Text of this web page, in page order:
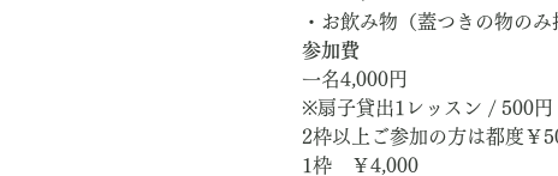
・お飲み物（蓋つきの物のみ
参加費
一名4,000円
※扇子貸出1レッスン / 500円
2枠以上ご参加の方は都度￥
1枠　￥4,000